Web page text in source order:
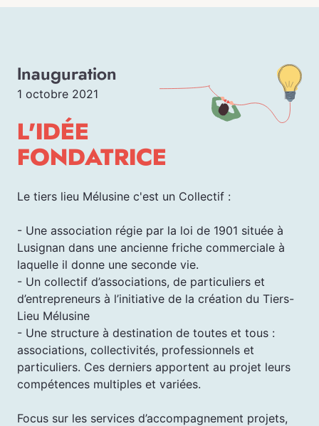
Inauguration
1 octobre 2021
L'IDÉE
FONDATRICE
Le tiers lieu Mélusine c'est un Collectif :
- Une association régie par la loi de 1901 située à
Lusignan dans une ancienne friche commerciale à
laquelle il donne une seconde vie.
- Un collectif d’associations, de particuliers et
d’entrepreneurs à l’initiative de la création du Tiers-
Lieu Mélusine
- Une structure à destination de toutes et tous :
associations, collectivités, professionnels et
particuliers. Ces derniers apportent au projet leurs
compétences multiples et variées.
Focus sur les services d’accompagnement projets,